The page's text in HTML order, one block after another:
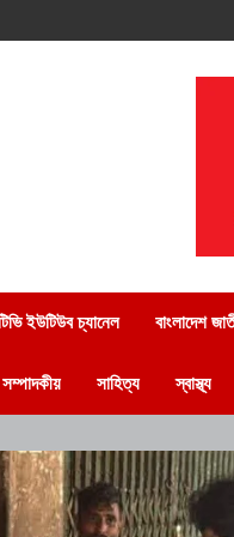
ইউটিউব চ্যানেল বাংলাদেশ
সম্পাদকীয় সাহিত্য স্বাস্থ্য